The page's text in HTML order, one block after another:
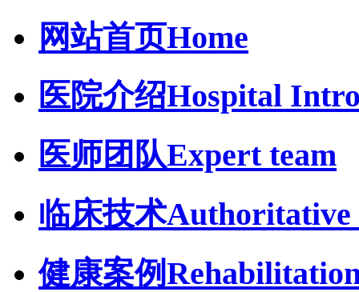
网站首页Home
医院介绍Hospital
医师团队Expert team
临床技术Authoritative
健康案例